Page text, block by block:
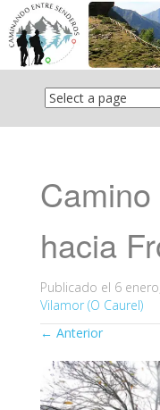
Saltar
contenido
hacia
Publicado el 6
Vilamor (O Caurel)
← Anterior